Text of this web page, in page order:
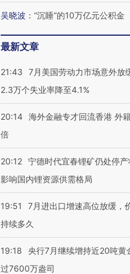
吴晓波 ： “沉睡”的10万亿元公积金
最新文章
21:43
7月美国劳动力市场意外放
2.3万个失业率降至4.1%
20:14 海外金融专才回流香港 外
倍
20:12 宁德时代宜春锂矿仍处停产
影响国内锂资源供需格局
19:51
7月进出口增速高位放缓，
持续多久
19:18
央行7月继续增持近20吨黄
过7600万盎司